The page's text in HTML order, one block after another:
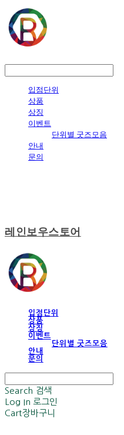
입점단위
상품
상징
이벤트
단위별 굿즈모음
안내
문의
레인보우스토어
입점단위
상품
상징
이벤트
단위별 굿즈모음
안내
문의
Search 검색
Log In 로그인
Cart장바구니